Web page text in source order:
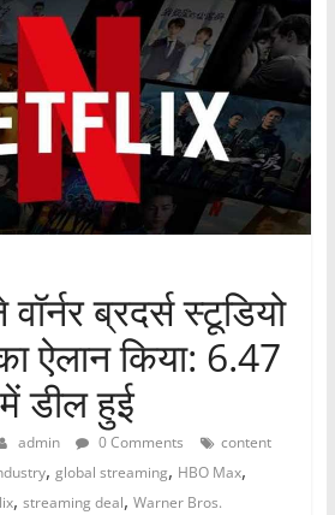
ब्रदर्स स्टूडियो
ऐलान किया: 6.47
डील हुई
admin 0 Comments
content
, global streaming, HBO Max,
, streaming deal, Warner Bros.